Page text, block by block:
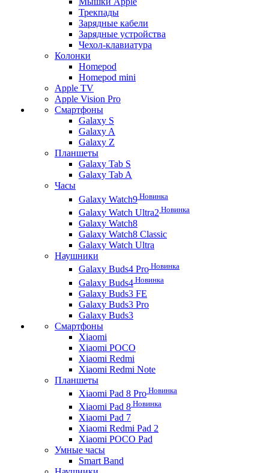
Трекпады
Зарядные кабели
Зарядные устройства
Чехол-клавиатура
Колонки
Homepod
Homepod mini
Apple TV
Apple Vision Pro
Смартфоны
Galaxy S
Galaxy A
Galaxy Z
Планшеты
Galaxy Tab S
Galaxy Tab A
Часы
Galaxy Watch9 Новинка
Galaxy Watch Ultra2 Новинка
Galaxy Watch8
Galaxy Watch8 Classic
Galaxy Watch Ultra
Наушники
Galaxy Buds4 Pro Новинка
Galaxy Buds4 Новинка
Galaxy Buds3 FE
Galaxy Buds3 Pro
Galaxy Buds3
Смартфоны
Xiaomi
Xiaomi POCO
Xiaomi Redmi
Xiaomi Redmi Note
Планшеты
Xiaomi Pad 8 Pro Новинка
Xiaomi Pad 8 Новинка
Xiaomi Pad 7
Xiaomi Redmi Pad 2
Xiaomi POCO Pad
Умные часы
Smart Band